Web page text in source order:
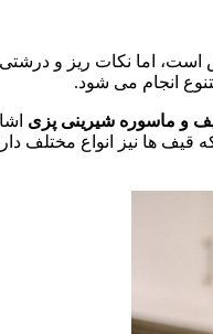
اما نکات ریز و درشتی
انجام می شود.
و ماسوره شیرینی پزی
ها نیز انواع مختلف